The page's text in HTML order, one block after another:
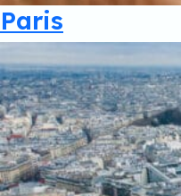
Paris